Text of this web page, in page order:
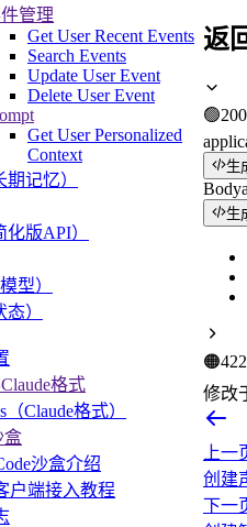
管理
Get User Recent Events
Search Events
Update User Event
Delete User Event
Get User Personalized
Context
期记忆）
化版API）
型）
）
格式
（Claude格式）
盒
沙盒介绍
户端接入教程
返
🟢200
生
Body
生
🟠422
修改
上一
创建
下一